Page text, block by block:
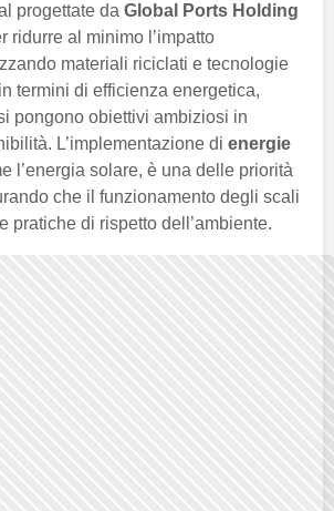
progettate da Global Ports Holding
ridurre al minimo l’impatto
materiali riciclati e tecnologie
termini di efficienza energetica,
pongono obiettivi ambiziosi in
L’implementazione di energie
l’energia solare, è una delle priorità
che il funzionamento degli scali
pratiche di rispetto dell’ambiente.